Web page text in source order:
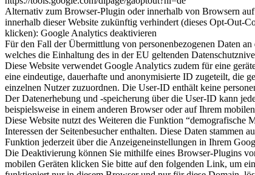
Alternativ zum Browser-Plugin oder innerhalb von Browsern
innerhalb dieser Website zukünftig verhindert (dieses Opt-Out-
klicken): Google Analytics deaktivieren
Für den Fall der Übermittlung von personenbezogenen Daten
welches die Einhaltung des in der EU geltenden
Diese Website verwendet Google Analytics zudem für eine
eine eindeutige, dauerhafte und anonymisierte ID zugeteilt, die
einzelnen Nutzer zuzuordnen. Die User-ID enthält keine
Der Datenerhebung und -speicherung über die User-ID kann
beispielsweise in einem anderen Browser oder auf Ihrem
Diese Website nutzt des Weiteren die Funktion
Interessen der Seitenbesucher enthalten. Diese Daten
Funktion jederzeit über die Anzeigeneinstellungen in Ihrem
Die Deaktivierung können Sie mithilfe eines Browser-Plugins
mobilen Geräten klicken Sie bitte auf den folgenden Link, um